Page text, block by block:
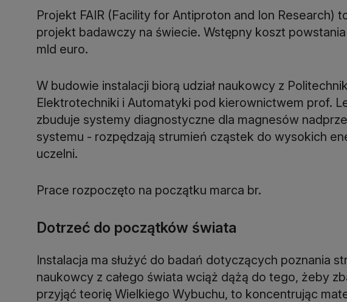
Projekt FAIR (Facility for Antiproton and Ion Research)
projekt badawczy na świecie. Wstępny koszt
mld euro.
W budowie instalacji biorą udział naukowcy z
Elektrotechniki i Automatyki pod kierownictwem prof.
zbuduje systemy diagnostyczne dla magnesów
systemu - rozpędzają strumień cząstek do wysokich
uczelni.
Prace rozpoczęto na początku marca br.
Dotrzeć do początków świata
Instalacja ma służyć do badań dotyczących poznania
naukowcy z całego świata wciąż dążą do tego, żeby
przyjąć teorię Wielkiego Wybuchu, to koncentrując